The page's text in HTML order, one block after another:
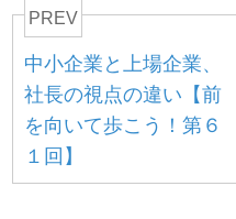
PREV
中小企業と上場企業、
社長の視点の違い【前
を向いて歩こう！第６
１回】